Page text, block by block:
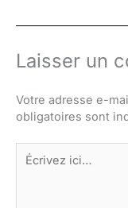
Laisser un
Votre adresse e-
obligatoires sont
Écrivez
ici…